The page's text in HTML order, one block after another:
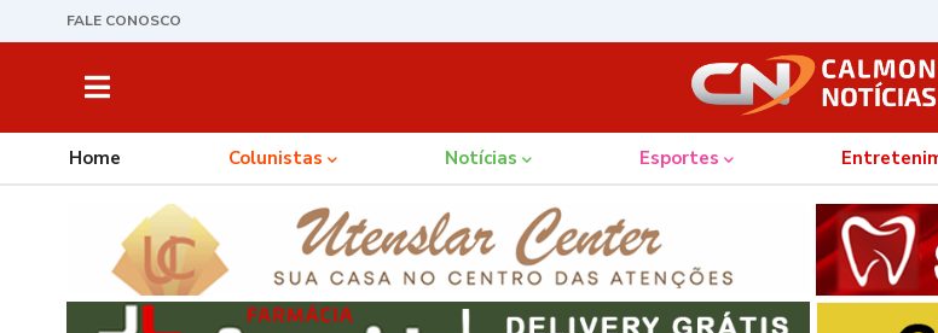
FALE CONOSCO
Home Colunistas Notícias Esportes